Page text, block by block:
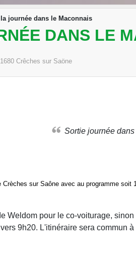
journée dans le Maconnais
DANS LE
Crêches sur Saöne
Sortie journée
sur Saône avec au programme soit
Weldom pour le co-voiturage,
9h20. L'itinéraire sera commun